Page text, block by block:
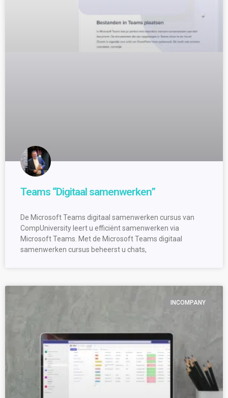
Teams “Digitaal samenwerken”
De Microsoft Teams digitaal samenwerken cursus van
CompUniversity leert u efficiënt samenwerken via
Microsoft Teams. Met de Microsoft Teams digitaal
samenwerken cursus beheerst u chats,
INCOMPANY